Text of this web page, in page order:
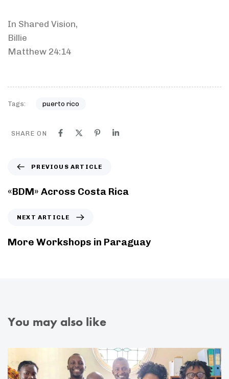
In Shared Vision,
Billie
Matthew 24:14
Tags: puerto rico
SHARE ON
PREVIOUS ARTICLE
«BDM» Across Costa Rica
NEXT ARTICLE
More Workshops in Paraguay
You may also like